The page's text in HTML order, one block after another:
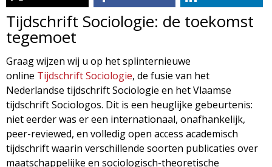
g
i
e
M
a
g
Tijdschrift Sociologie: de toekomst
tegemoet
Graag wijzen wij u op het splinternieuwe
online Tijdschrift Sociologie, de fusie van het
Nederlandse tijdschrift Sociologie en het Vlaamse
tijdschrift Sociologos. Dit is een heuglijke gebeurtenis:
niet eerder was er een internationaal, onafhankelijk,
peer-reviewed, en volledig open access academisch
tijdschrift waarin verschillende soorten publicaties over
maatschappelijke en sociologisch-theoretische